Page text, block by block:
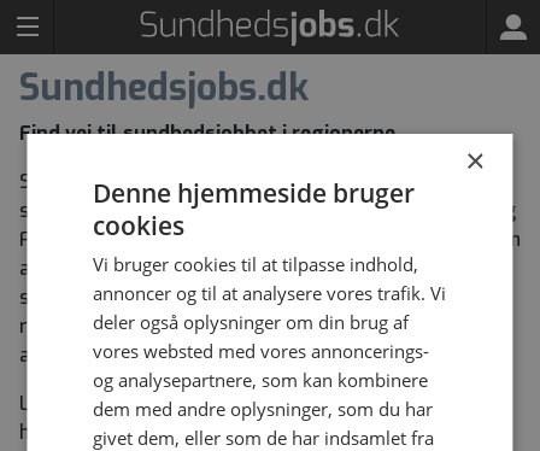
Sundhedsjobs.dk
Find vej til sundhedsjobbet i regionerne
Sundhedsjobs.dk samler annoncering af ledige
sundhedsjobs fra de fem danske regioner, Grønland og
Færøerne på én portal. Portalens formål er at danne én
attraktiv indgang til dit overblik over jobmuligheder i
størstedelen af sundhedssektoren og at effektivisere
regionernes rekruttering af medarbejdere til
annoncerede sundhedsjobs.
Læs mere omhvem, der står bag Sundhedsjobs.dk og
hvem, der kanannoncerepå portalen.
×
Denne hjemmeside bruger
cookies
Vi bruger cookies til at tilpasse indhold,
annoncer og til at analysere vores trafik. Vi
deler også oplysninger om din brug af
vores websted med vores annoncerings-
og analysepartnere, som kan kombinere
dem med andre oplysninger, som du har
givet dem, eller som de har indsamlet fra